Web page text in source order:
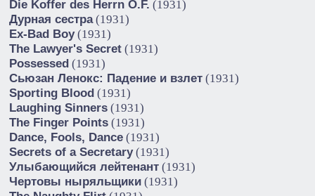
Die Koffer des Herrn O.F. (1931)
Дурная сестра(1931)
Ex-Bad Boy(1931)
The Lawyer's Secret (1931)
Possessed (1931)
Сьюзан Ленокс: Падение и взлет (1931)
Sporting Blood (1931)
Laughing Sinners (1931)
The Finger Points (1931)
Dance, Fools, Dance (1931)
Secrets of a Secretary(1931)
Улыбающийся лейтенант (1931)
Чертовы ныряльщики (1931)